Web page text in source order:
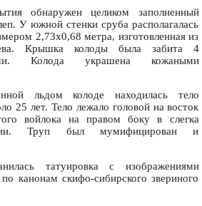
обнаружен целиком заполненный
У южной стенки сруба располагалась
2,73х0,68 метра, изготовленная из
Крышка колоды была забита 4
Колода украшена кожаными
льдом колоде находилась тело
25 лет. Тело лежало головой на восток
войлока на правом боку в слегка
Труп был мумифицирован и
татуировка с изображениями
канонам скифо-сибирского звериного